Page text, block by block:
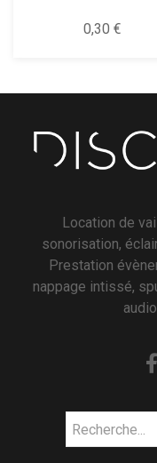
0,30 €
Location de
sonorisation,
Prestation
nappage intissé,